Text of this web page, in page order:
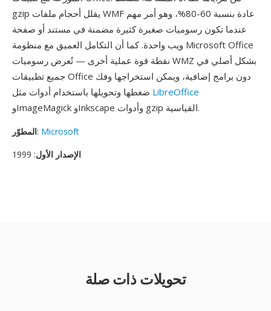
gzip يقلل أحجام ملفات WMF عادة بنسبة 60-80%، وهو أمر مهم
عندما تكون رسوميات صغيرة كثيرة مضمنة في مستند أو صفحة
ويب واحدة. كما أن التكامل العميق مع منظومة Microsoft Office
نقطة قوة عملية أخرى — تُعرض رسوميات WMZ بشكل أصلي في
جميع تطبيقات Office دون برامج إضافية، ويمكن استخراجها وفك
LibreOffice
وImageMagick وInkscape وأدوات gzip القياسية.
المطوّر: Microsoft
الإصدار الأول: 1999
تحويلات ذات صلة